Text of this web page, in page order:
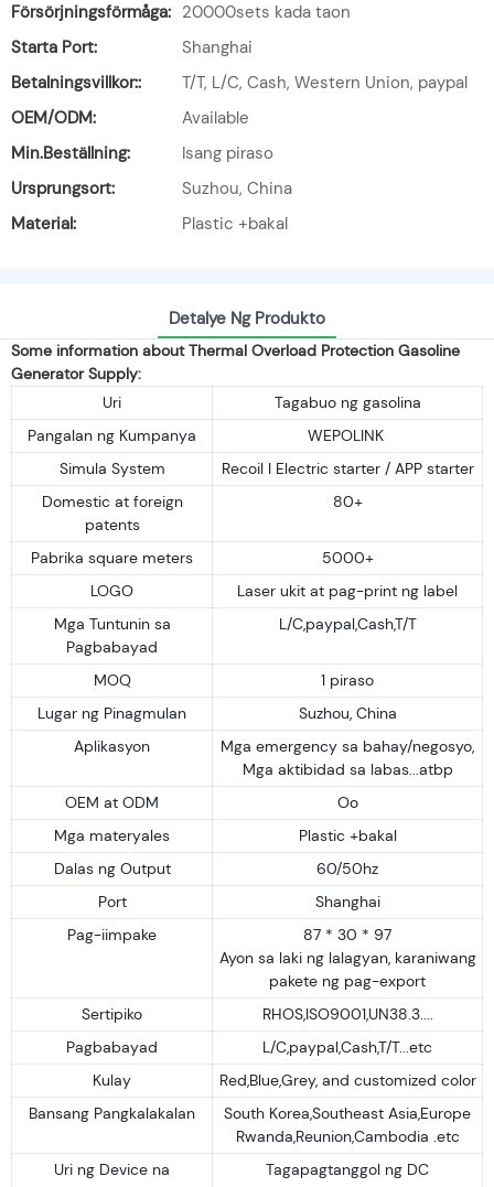
Försörjningsförmåga: 20000sets kada taon
Starta Port:
Shanghai
Betalningsvillkor::
T/T, L/C, Cash, Western Union, paypal
OEM/ODM:
Available
Min.Beställning:
Isang piraso
Ursprungsort:
Suzhou, China
Material:
Plastic +bakal
Detalye Ng Produkto
Some information about Thermal Overload Protection Gasoline
Generator Supply:
Uri
Tagabuo ng gasolina
Pangalan ng Kumpanya
WEPOLINK
Simula System
Recoil I Electric starter / APP starter
Domestic at foreign
patents
80+
Pabrika square meters
5000+
LOGO
Laser ukit at pag-print ng label
Mga Tuntunin sa
Pagbabayad
L/C,paypal,Cash,T/T
MOQ
1 piraso
Lugar ng Pinagmulan
Suzhou, China
Aplikasyon
Mga emergency sa bahay/negosyo,
Mga aktibidad sa labas...atbp
OEM at ODM
Oo
Mga materyales
Plastic +bakal
Dalas ng Output
60/50hz
Port
Shanghai
Pag-iimpake
87 * 30 * 97
Ayon sa laki ng lalagyan, karaniwang
pakete ng pag-export
Sertipiko
RHOS,ISO9001,UN38.3....
Pagbabayad
L/C,paypal,Cash,T/T...etc
Kulay
Red,Blue,Grey, and customized color
Bansang Pangkalakalan
South Korea,Southeast Asia,Europe
Rwanda,Reunion,Cambodia .etc
Uri ng Device na
Tagapagtanggol ng DC